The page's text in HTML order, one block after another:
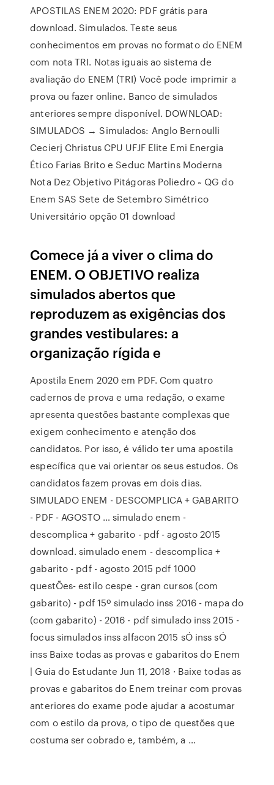
APOSTILAS ENEM 2020: PDF grátis para
download. Simulados. Teste seus
conhecimentos em provas no formato do ENEM
com nota TRI. Notas iguais ao sistema de
avaliação do ENEM (TRI) Você pode imprimir a
prova ou fazer online. Banco de simulados
anteriores sempre disponível. DOWNLOAD:
SIMULADOS → Simulados: Anglo Bernoulli
Cecierj Christus CPU UFJF Elite Emi Energia
Ético Farias Brito e Seduc Martins Moderna
Nota Dez Objetivo Pitágoras Poliedro ~ QG do
Enem SAS Sete de Setembro Simétrico
Universitário opção 01 download
Comece já a viver o clima do
ENEM. O OBJETIVO realiza
simulados abertos que
reproduzem as exigências dos
grandes vestibulares: a
organização rígida e
Apostila Enem 2020 em PDF. Com quatro
cadernos de prova e uma redação, o exame
apresenta questões bastante complexas que
exigem conhecimento e atenção dos
candidatos. Por isso, é válido ter uma apostila
específica que vai orientar os seus estudos. Os
candidatos fazem provas em dois dias.
SIMULADO ENEM - DESCOMPLICA + GABARITO
- PDF - AGOSTO … simulado enem -
descomplica + gabarito - pdf - agosto 2015
download. simulado enem - descomplica +
gabarito - pdf - agosto 2015 pdf 1000
questÕes- estilo cespe - gran cursos (com
gabarito) - pdf 15º simulado inss 2016 - mapa do
(com gabarito) - 2016 - pdf simulado inss 2015 -
focus simulados inss alfacon 2015 sÓ inss sÓ
inss Baixe todas as provas e gabaritos do Enem
| Guia do Estudante Jun 11, 2018 · Baixe todas as
provas e gabaritos do Enem treinar com provas
anteriores do exame pode ajudar a acostumar
com o estilo da prova, o tipo de questões que
costuma ser cobrado e, também, a …